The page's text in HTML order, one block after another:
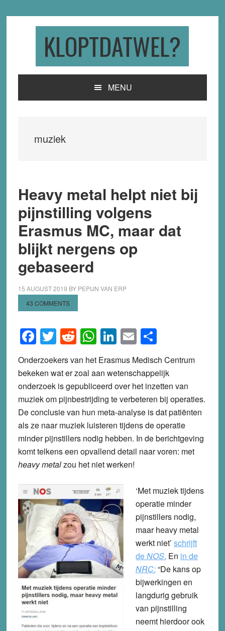
KLOPTDATWEL?
MENU
muziek
Heavy metal helpt niet bij
pijnstilling volgens
Erasmus MC, maar dat
blijkt nergens op
gebaseerd
15 AUGUST 2019 BY PEPIJN VAN ERP
43 COMMENTS
Facebook
Twitter
Reddit
WhatsApp
LinkedIn
EmailShare
Onderzoekers van het Erasmus Medisch Centrum
bekeken wat er zoal aan wetenschappelijk
onderzoek is gepubliceerd over het inzetten van
muziek om pijnbestrijding te verbeteren bij operaties.
De conclusie van hun meta-analyse is dat patiënten
als ze naar muziek luisteren tijdens de operatie
minder pijnstillers nodig hebben. In de berichtgeving
komt telkens een opvallend detail naar voren: met
heavy metalzou het niet werken!
‘Met muziek tijdens
operatie minder
pijnstillers nodig,
maar heavy metal
werkt niet’ schrijft
deNOS. En in de
NRC:“De kans op
bijwerkingen en
langdurig gebruik
van pijnstilling
neemt hierdoor ook